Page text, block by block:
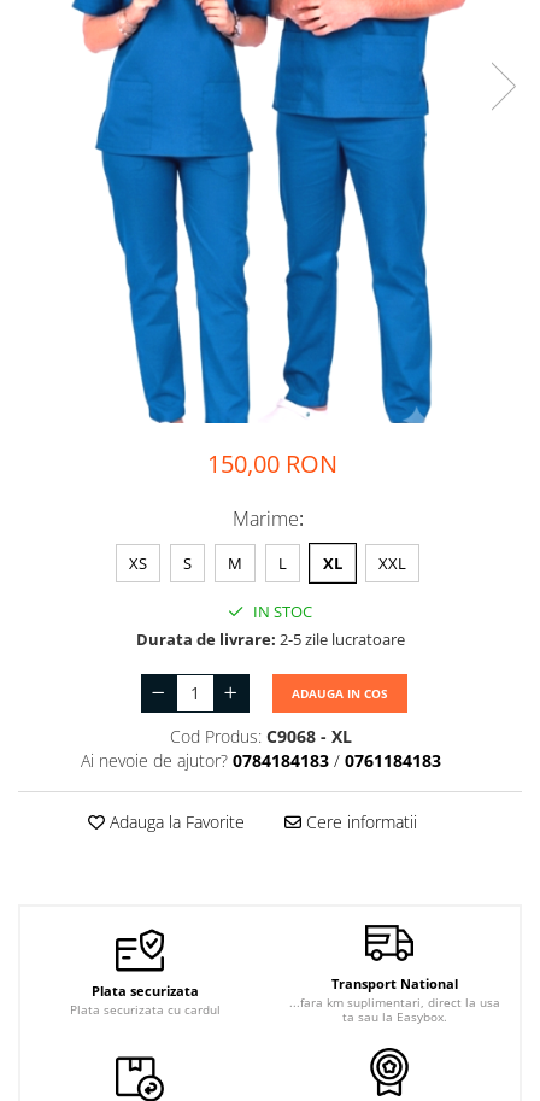
Halate medicale barbati
Halate medicale P2 cu
Halate medicale cu nasturi
Halate medicale cu fermoar
Halate medicale polar -
Halate medicale albe
Fuste, Sarafane
Sarafane Mira
Fuste medicale
Jachete de lucru
Jachete de lucru
Veste de lucru
Halate medicale polar -
150,00 RON
Marime:
XS S M L XL XXL
IN STOC
Durata de livrare: 2-5 zile lucratoare
ADAUGA IN COS
Cod Produs: C9068 - XL
Ai nevoie de ajutor? 0784184183 / 0761184183
Adauga la Favorite Cere informatii
Plata securizata
Plata securizata cu cardul
Transport National
...fara km suplimentari, direct la usa
ta sau la Easybox.